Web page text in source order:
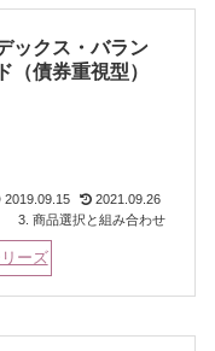
ックス・バラン
（債券重視型）
2019.09.15
2021.09.26
3. 商品選択と組み合わせ
ーズ